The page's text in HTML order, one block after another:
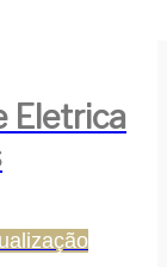
Eletrica